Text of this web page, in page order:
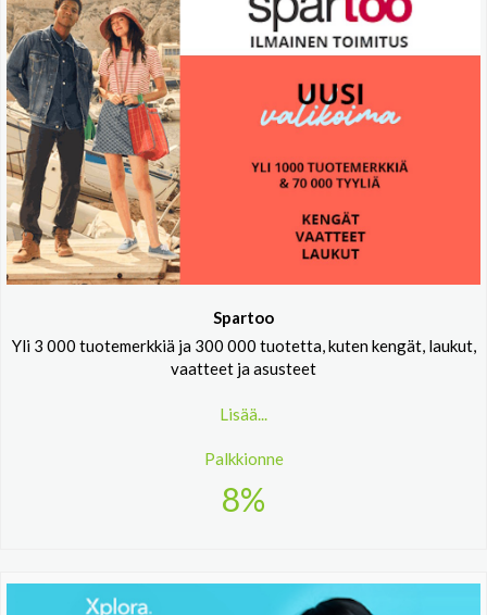
Spartoo
Yli 3 000 tuotemerkkiä ja 300 000 tuotetta, kuten kengät, laukut,
vaatteet ja asusteet
Lisää...
Palkkionne
8%